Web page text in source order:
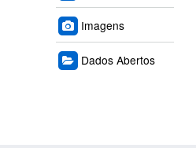
Imagens
Dados Abertos